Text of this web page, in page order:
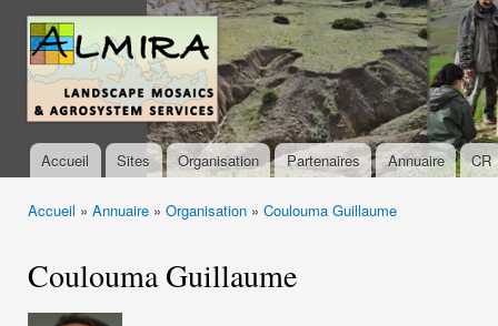
almira-
project.org
Menu principal
Accueil Sites Organisation Partenaires Annuaire CR
Accueil » Annuaire » Organisation » Coulouma Guillaume
Coulouma Guillaume